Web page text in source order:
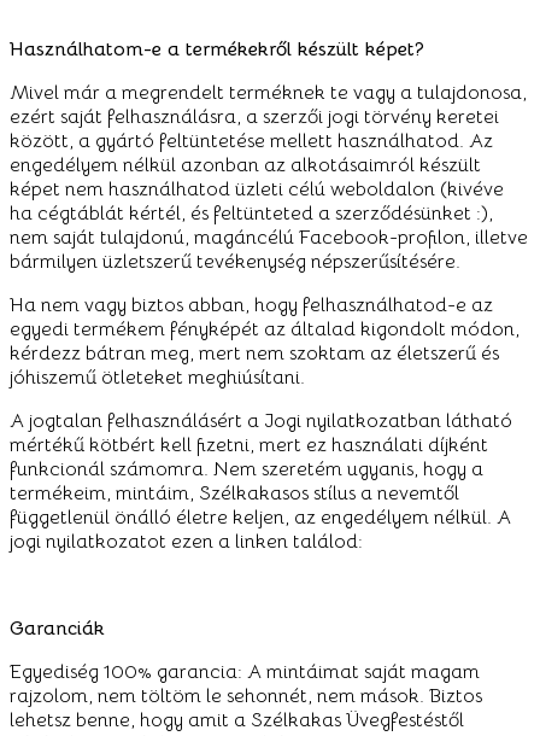
Használhatom-e a termékekről készült képet?
Mivel már a megrendelt terméknek te vagy a tulajdonosa,
ezért saját felhasználásra, a szerzői jogi törvény keretei
között, a gyártó feltüntetése mellett használhatod. Az
engedélyem nélkül azonban az alkotásaimról készült
képet nem használhatod üzleti célú weboldalon (kivéve
ha cégtáblát kértél, és feltünteted a szerződésünket :),
nem saját tulajdonú, magáncélú Facebook-profilon, illetve
bármilyen üzletszerű tevékenység népszerűsítésére.
Ha nem vagy biztos abban, hogy felhasználhatod-e az
egyedi termékem fényképét az általad kigondolt módon,
kérdezz bátran meg, mert nem szoktam az életszerű és
jóhiszemű ötleteket meghiúsítani.
A jogtalan felhasználásért a Jogi nyilatkozatban látható
mértékű kötbért kell fizetni, mert ez használati díjként
funkcionál számomra. Nem szeretém ugyanis, hogy a
termékeim, mintáim, Szélkakasos stílus a nevemtől
függetlenül önálló életre keljen, az engedélyem nélkül. A
jogi nyilatkozatot ezen a linken találod:
Garanciák
Egyediség 100% garancia: A mintáimat saját magam
rajzolom, nem töltöm le sehonnét, nem mások. Biztos
lehetsz benne, hogy amit a Szélkakas Üvegfestéstől